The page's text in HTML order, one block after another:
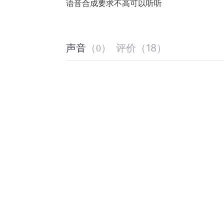
语音合成要求不高可以听听
声音 （0） 评价 （18）